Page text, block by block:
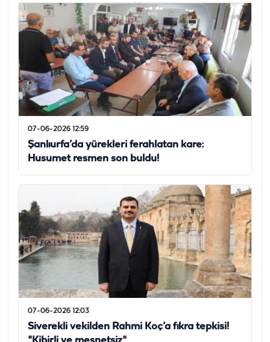
07-06-2026 12:59
Şanlıurfa’da yürekleri ferahlatan kare:
Husumet resmen son buldu!
07-06-2026 12:03
Siverekli vekilden Rahmi Koç’a fıkra tepkisi!